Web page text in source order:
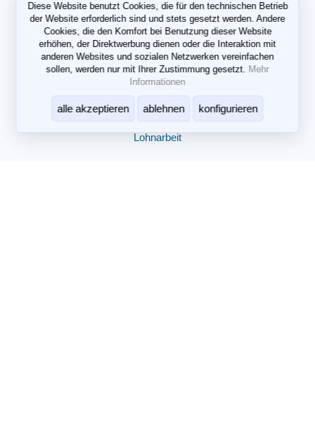
Diese Website benutzt Cookies, die für den technischen Betrieb
der Website erforderlich sind und stets gesetzt werden. Andere
Cookies, die den Komfort bei Benutzung dieser Website
erhöhen, der Direktwerbung dienen oder die Interaktion mit
anderen Websites und sozialen Netzwerken vereinfachen
sollen, werden nur mit Ihrer Zustimmung gesetzt. Mehr
Informationen
alle akzeptieren ablehnen konfigurieren
Produkte​
Rohmaterial
Wiederverwertete Materialien
Recyclingkreislauf​
Lohnarbeit